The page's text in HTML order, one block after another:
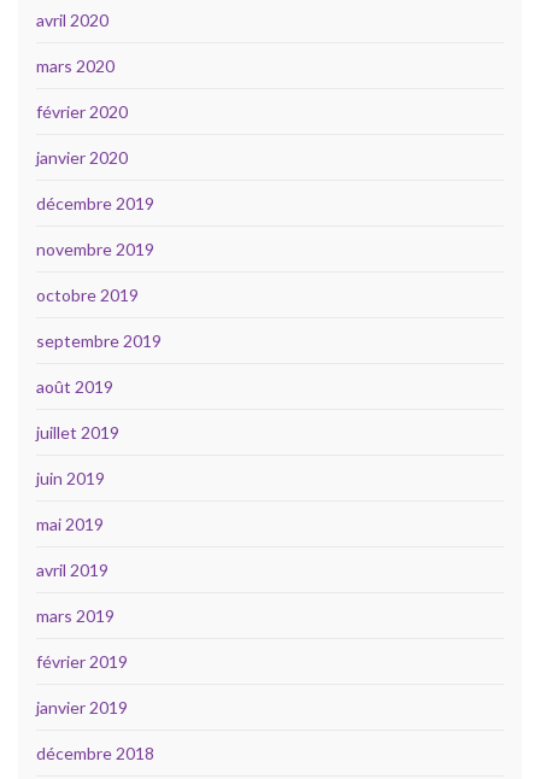
avril 2020
mars 2020
février 2020
janvier 2020
décembre 2019
novembre 2019
octobre 2019
septembre 2019
août 2019
juillet 2019
juin 2019
mai 2019
avril 2019
mars 2019
février 2019
janvier 2019
décembre 2018